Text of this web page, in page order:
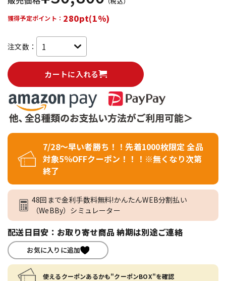
獲得予定ポイント： 280pt(1%)
注文数：
カートに入れる
7/28～早い者勝ち！！先着1000枚限定 全品
対象5％OFFクーポン！！！※無くなり次第
終了
48回まで金利手数料無料!かんたんWEB分割払い
（WeBBy）シミュレーター
配送日目安：お取り寄せ商品 納期は別途ご連絡
お気に入りに追加
使えるクーポンあるかも"クーポンBOX"を確認